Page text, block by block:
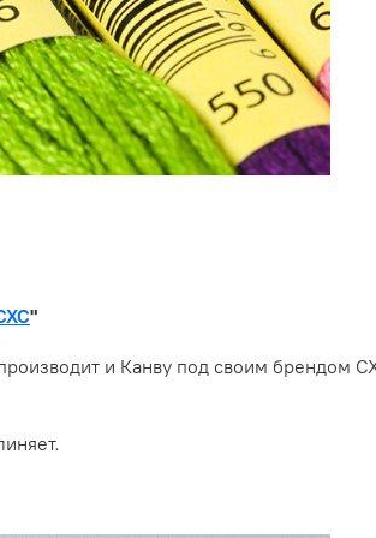
"
и Канву под своим брендом